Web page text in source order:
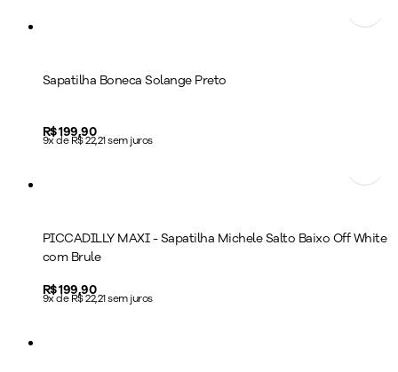
Sapatilha Boneca Solange Preto
Price:
R$ 199,90
9x de R$ 22,21 sem juros
PICCADILLY MAXI - Sapatilha Michele Salto Baixo Off White
com Brule
Price:
R$ 199,90
9x de R$ 22,21 sem juros